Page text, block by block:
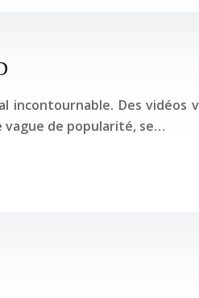
incontournable. Des vidéos
vague de popularité, se…